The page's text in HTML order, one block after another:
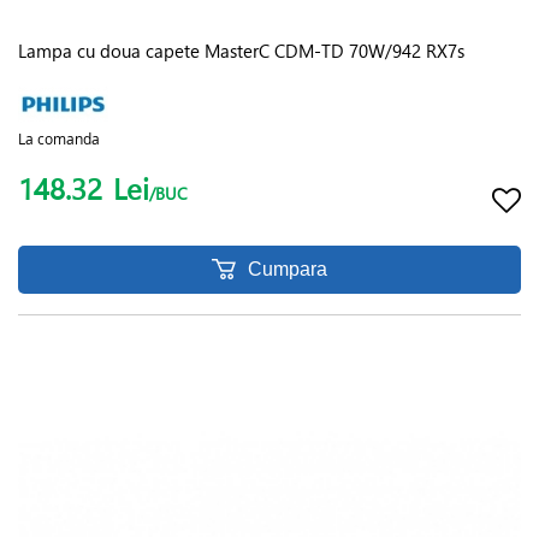
Lampa cu doua capete MasterC CDM-TD 70W/942 RX7s
La comanda
148.32 Lei/BUC
Cumpara